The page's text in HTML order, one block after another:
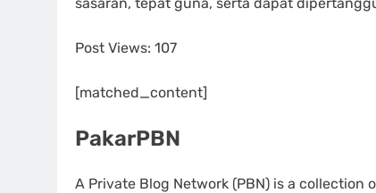
Post Views: 107
[matched_content]
PakarPBN
A Private Blog Network (PBN) is a